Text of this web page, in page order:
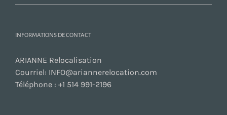
INFORMATIONS DE CONTACT
ARIANNE Relocalisation
Courriel: INFO@ariannerelocation.com
Téléphone : +1 514 991-2196